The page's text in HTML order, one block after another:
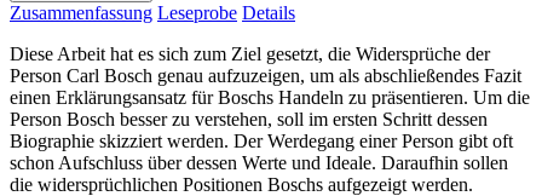
Zusammenfassung Leseprobe Details
Diese Arbeit hat es sich zum Ziel gesetzt, die Widersprüche der
Person Carl Bosch genau aufzuzeigen, um als abschließendes Fazit
einen Erklärungsansatz für Boschs Handeln zu präsentieren. Um die
Person Bosch besser zu verstehen, soll im ersten Schritt dessen
Biographie skizziert werden. Der Werdegang einer Person gibt oft
schon Aufschluss über dessen Werte und Ideale. Daraufhin sollen
die widersprüchlichen Positionen Boschs aufgezeigt werden.